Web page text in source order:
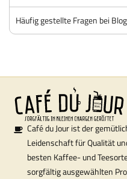
Häufig gestellte Fragen bei
Café du Jour ist der
Leidenschaft für Qualität
besten Kaffee- und
sorgfältig ausgewählten